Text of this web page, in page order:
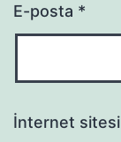
E-posta *
İnternet sitesi